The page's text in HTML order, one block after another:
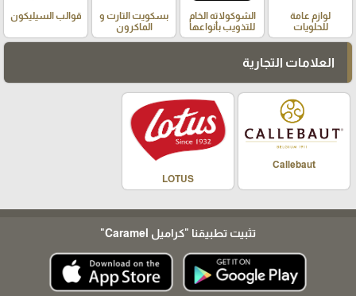
لوازم عامة
للحلويات
الشوكولاته الخام
للتذويب بأنواعها
بسكويت التارت و
الماكرون
قوالب السيليكون
العلامات التجارية
Callebaut
LOTUS
تثبيت تطبيقنا "كراميل Caramel"